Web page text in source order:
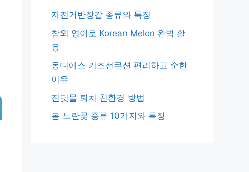
자전거반장갑 종류와 특징
참외 영어로 Korean Melon 완벽 활
용
몽디에스 키즈선쿠션 편리하고 순한
이유
진딧물 퇴치 친환경 방법
봄 노란꽃 종류 10가지와 특징